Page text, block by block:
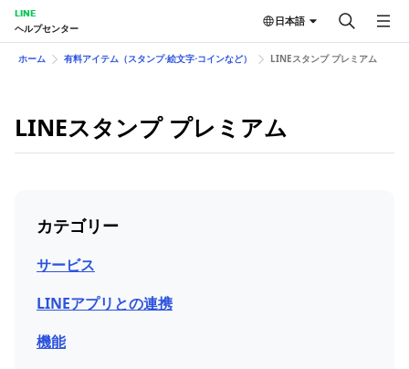
LINE
ヘルプセンター
日本語
ホーム 有料アイテム（スタンプ⋅絵文字⋅コインなど） LINEスタンプ プレミアム
LINEスタンプ プレミアム
カテゴリー
サービス
LINEアプリとの連携
機能